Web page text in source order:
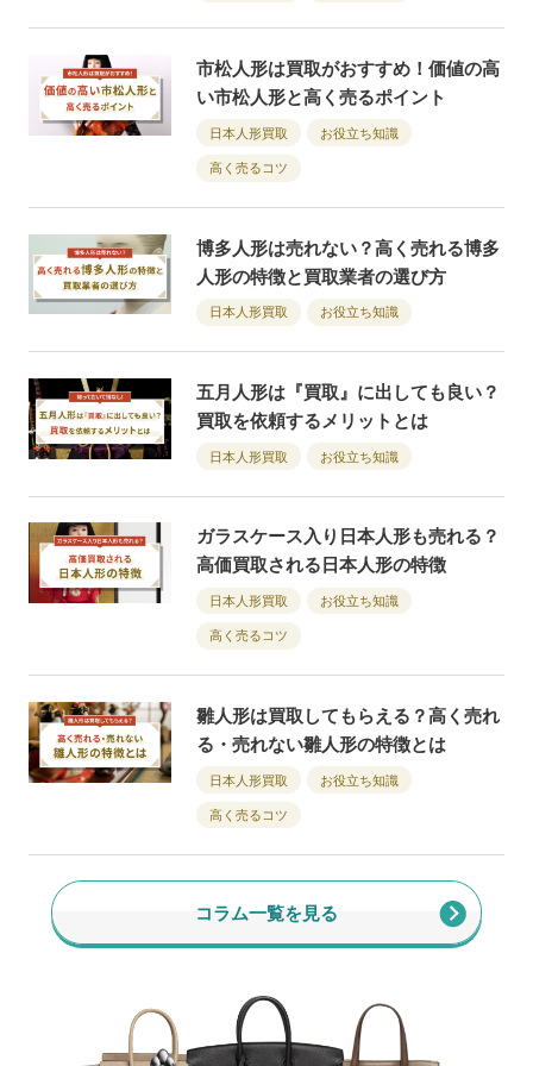
市松人形は買取がおすすめ！価値の高
い市松人形と高く売るポイント
日本人形買取 お役立ち知識
高く売るコツ
博多人形は売れない？高く売れる博多
人形の特徴と買取業者の選び方
日本人形買取 お役立ち知識
五月人形は『買取』に出しても良い？
買取を依頼するメリットとは
日本人形買取 お役立ち知識
ガラスケース入り日本人形も売れる？
高価買取される日本人形の特徴
日本人形買取 お役立ち知識
高く売るコツ
雛人形は買取してもらえる？高く売れ
る・売れない雛人形の特徴とは
日本人形買取 お役立ち知識
高く売るコツ
コラム一覧を見る